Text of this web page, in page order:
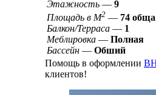
Этажность — 9
Площадь в М2 — 74
Балкон/Терраса — 1
Меблировка — Полная
Бассейн — Обший
Помощь в оформлении
клиентов!